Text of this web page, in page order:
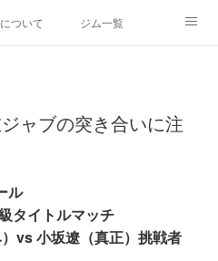
ついて ジム一覧
ャブの突き合いに注
ル
タイトルマッチ
vs 小坂遼（真正）挑戦者